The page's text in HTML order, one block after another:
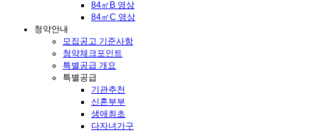
84㎡B 영상
84㎡C 영상
청약안내
모집공고 기준사항
청약체크포인트
특별공급 개요
특별공급
기관추천
신혼부부
생애최초
다자녀가구